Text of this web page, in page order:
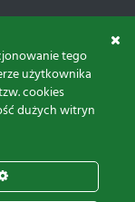
tego
użytkownika
cookies
dużych witryn